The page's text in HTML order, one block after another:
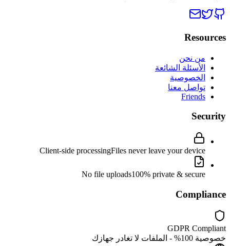
Resources
من نحن
الأسئلة الشائعة
الخصوصية
تواصل معنا
Friends
Security
Client-side processingFiles never leave your device
No file uploads100% private & secure
Compliance
GDPR Compliant
خصوصية 100% - الملفات لا تغادر جهازك